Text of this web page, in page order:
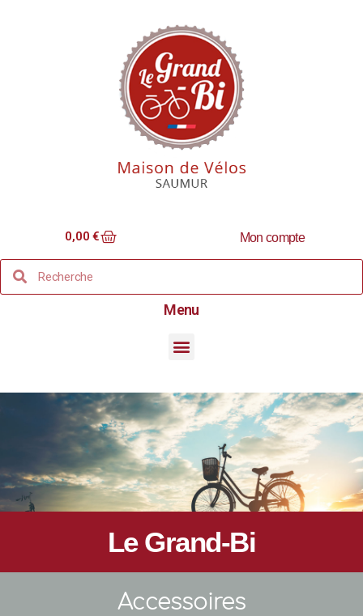
0,00€ Mon compte
Menu
Le Grand-Bi
Accessoires